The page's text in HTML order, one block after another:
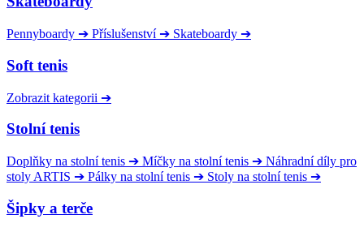
Pennyboardy ➔ Příslušenství ➔ Skateboardy ➔
Soft tenis
Zobrazit kategorii ➔
Stolní tenis
Doplňky na stolní tenis ➔ Míčky na stolní tenis ➔ Náhradní díly pro
stoly ARTIS ➔ Pálky na stolní tenis ➔ Stoly na stolní tenis ➔
Šipky a terče